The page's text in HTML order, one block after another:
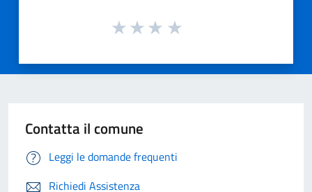
Contatta il comune
Leggi le domande frequenti
Richiedi Assistenza